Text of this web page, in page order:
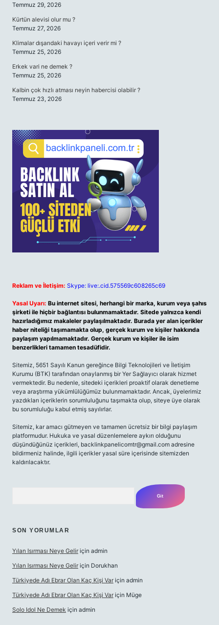
Temmuz 29, 2026
Kürtün alevisi olur mu ?
Temmuz 27, 2026
Klimalar dışarıdaki havayı içeri verir mi ?
Temmuz 25, 2026
Erkek vari ne demek ?
Temmuz 25, 2026
Kalbin çok hızlı atması neyin habercisi olabilir ?
Temmuz 23, 2026
Reklam ve İletişim: Skype: live:.cid.575569c608265c69
Yasal Uyarı: Bu internet sitesi, herhangi bir marka, kurum veya şahıs
şirketi ile hiçbir bağlantısı bulunmamaktadır. Sitede yalnızca kendi
hazırladığımız makaleler paylaşılmaktadır. Burada yer alan içerikler
haber niteliği taşımamakta olup, gerçek kurum ve kişiler hakkında
paylaşım yapılmamaktadır. Gerçek kurum ve kişiler ile isim
benzerlikleri tamamen tesadüfidir.
Sitemiz, 5651 Sayılı Kanun gereğince Bilgi Teknolojileri ve İletişim
Kurumu (BTK) tarafından onaylanmış bir Yer Sağlayıcı olarak hizmet
vermektedir. Bu nedenle, sitedeki içerikleri proaktif olarak denetleme
veya araştırma yükümlülüğümüz bulunmamaktadır. Ancak, üyelerimiz
yazdıkları içeriklerin sorumluluğunu taşımakta olup, siteye üye olarak
bu sorumluluğu kabul etmiş sayılırlar.
Sitemiz, kar amacı gütmeyen ve tamamen ücretsiz bir bilgi paylaşım
platformudur. Hukuka ve yasal düzenlemelere aykırı olduğunu
düşündüğünüz içerikleri, backlinkpanelicomtr@gmail.com adresine
bildirmeniz halinde, ilgili içerikler yasal süre içerisinde sitemizden
kaldırılacaktır.
SON YORUMLAR
Yılan Isırması Neye Gelir için admin
Yılan Isırması Neye Gelir için Dorukhan
Türkiyede Adı Ebrar Olan Kaç Kişi Var için admin
Türkiyede Adı Ebrar Olan Kaç Kişi Var için Müge
Solo Idol Ne Demek için admin